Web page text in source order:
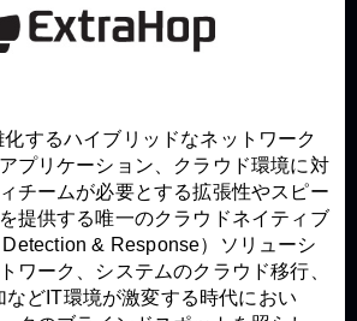
するハイブリッドなネットワーク
プリケーション、クラウド環境に対
チームが必要とする拡張性やスピー
提供する唯一のクラウドネイティブ
& Response）ソリューシ
ワーク、システムのクラウド移行、
などIT環境が激変する時代におい